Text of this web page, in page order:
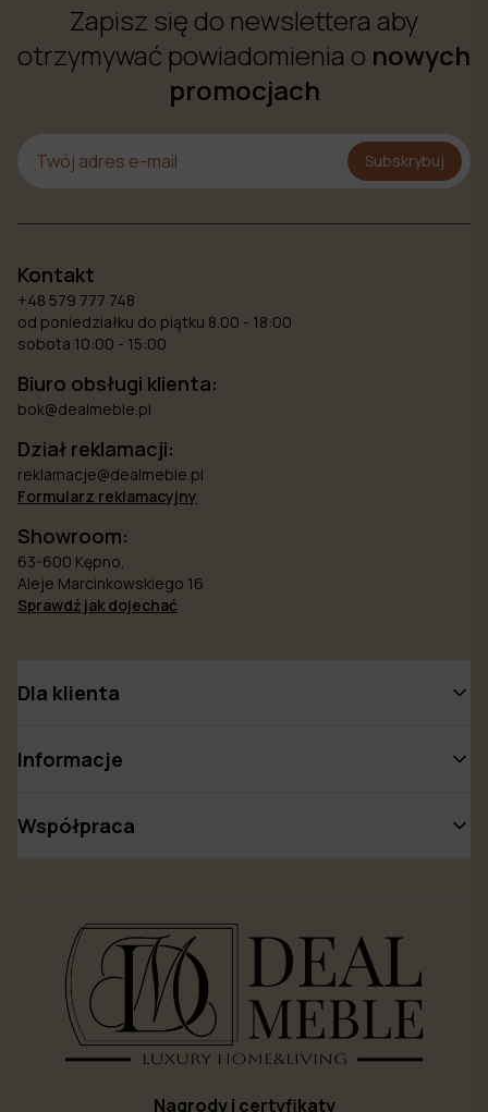
Zapisz się do newslettera aby
otrzymywać powiadomienia o nowych
promocjach
Subskrybuj
Kontakt
+48 579 777 748
od poniedziałku do piątku 8.00 - 18:00
sobota 10:00 - 15:00
Biuro obsługi klienta:
bok@dealmeble.pl
Dział reklamacji:
reklamacje@dealmeble.pl
Formularz reklamacyjny
Showroom:
63-600 Kępno,
Aleje Marcinkowskiego 16
Sprawdź jak dojechać
Dla klienta
Informacje
Współpraca
Nagrody i certyfikaty